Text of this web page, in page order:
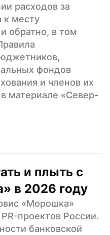
расходов за
к месту
обратно, в том
фондов
и членов их
материале «Север-
и плыть с
в 2026 году
«Морошка»
проектов России.
банковской